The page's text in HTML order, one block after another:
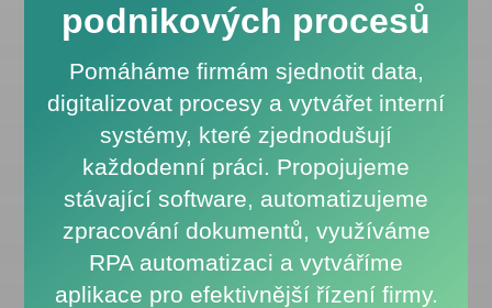
podnikových procesů
Pomáháme firmám sjednotit data,
digitalizovat procesy a vytvářet interní
systémy, které zjednodušují
každodenní práci. Propojujeme
stávající software, automatizujeme
zpracování dokumentů, využíváme
RPA automatizaci a vytváříme
aplikace pro efektivnější řízení firmy.